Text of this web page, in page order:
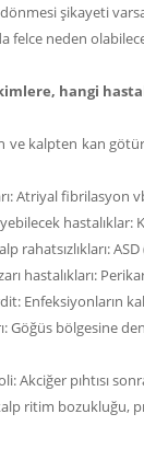
şikayeti
felce neden
hangi
ve kalpten kan
Atriyal fibrilasyon
rahatsızlıkları:
hastalıkları:
Enfeksiyonların
Göğüs bölgesine
Akciğer pıhtısı
ritim bozukluğu,